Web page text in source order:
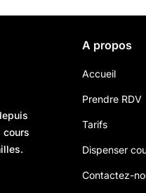
cours
A propos
Accueil
Prendre RDV
Tarifs
Dispenser
Contactez-